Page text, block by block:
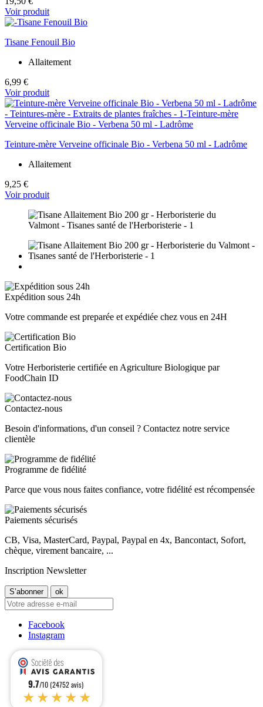
Voir produit
Tisane Fenouil Bio
Allaitement
6,99 €
Voir produit
Teinture-mère Verveine officinale Bio - Verbena 50 ml - Ladrôme
Allaitement
9,25 €
Voir produit
Expédition sous 24h
Votre commande est preparée et expédiée chez vous en 24H
Certification Bio
Votre Herboristerie certifiée en Agriculture Biologique par
FoodChain ID
Contactez-nous
Besoin d'informations, d'un conseil ? Contactez notre service
clientèle
Programme de fidélité
Parce que vous nous faites confiance, votre fidélité est récompensée
Paiements sécurisés
CB, Visa, MasterCard, Paypal, Paypal en 4x, Bancontact, Sofort,
chèque, virement bancaire, ...
Inscription Newsletter
Facebook
Instagram
9.7/10 (24752 avis)
★★★★★